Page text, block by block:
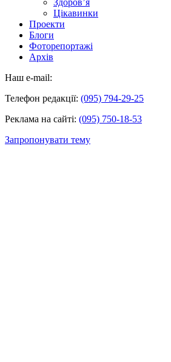
Цікавинки
Проекти
Блоги
Фоторепортажі
Архів
Наш e-mail:
Телефон редакції: (095) 794-29-25
Реклама на сайті: (095) 750-18-53
Запропонувати тему